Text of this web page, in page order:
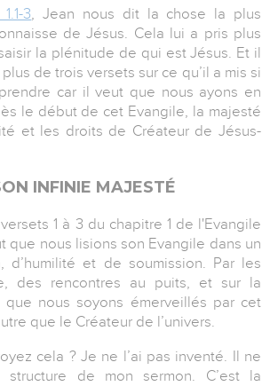
3, Jean nous dit la chose la plus
de Jésus. Cela lui a pris plus
la plénitude de qui est Jésus. Et il
de trois versets sur ce qu’il a mis si
car il veut que nous ayons en
le début de cet Evangile, la majesté
et les droits de Créateur de Jésus-
INFINIE MAJESTÉ
1 à 3 du chapitre 1 de l'Evangile
que nous lisions son Evangile dans un
d’humilité et de soumission. Par les
des rencontres au puits, et sur la
que nous soyons émerveillés par cet
que le Créateur de l’univers.
cela ? Je ne l’ai pas inventé. Il ne
de mon sermon. C’est la